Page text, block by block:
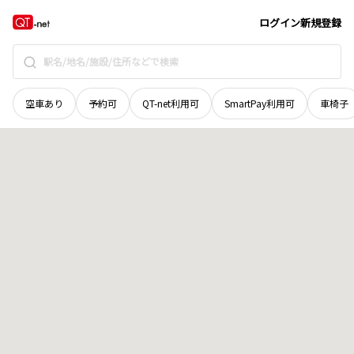
ログイン新規登録
空車あり 予約可 QT-net利用可 SmartPay利用可 車椅子
宮城県